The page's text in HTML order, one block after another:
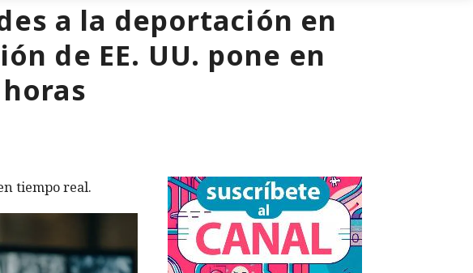
a la deportación en
de EE. UU. pone en
tiempo real.